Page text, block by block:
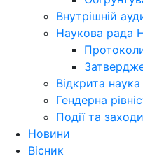
Внутрішній
Наукова рада
Відкрита наука
Гендерна
Події та заходи
Новини
Вісник